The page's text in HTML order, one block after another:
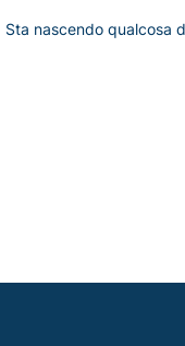
Sta nascendo qualcosa